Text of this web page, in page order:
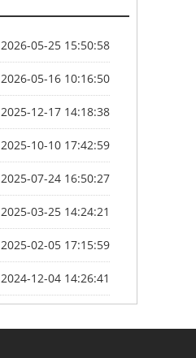
2026-05-25 15:50:58
2026-05-16 10:16:50
2025-12-17 14:18:38
2025-10-10 17:42:59
2025-07-24 16:50:27
2025-03-25 14:24:21
2025-02-05 17:15:59
2024-12-04 14:26:41